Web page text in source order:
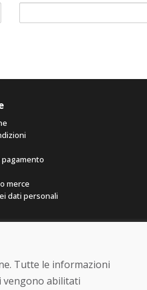
merce
dati personali
Tutte le informazioni
vengono abilitati